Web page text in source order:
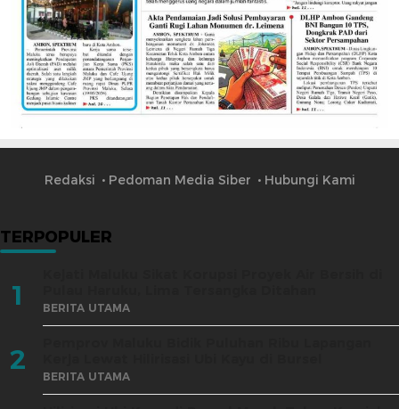
Redaksi Pedoman Media Siber Hubungi Kami
TERPOPULER
1 BERITA UTAMA
2 BERITA UTAMA